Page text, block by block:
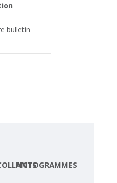
bulletin
PICTOGRAMMES